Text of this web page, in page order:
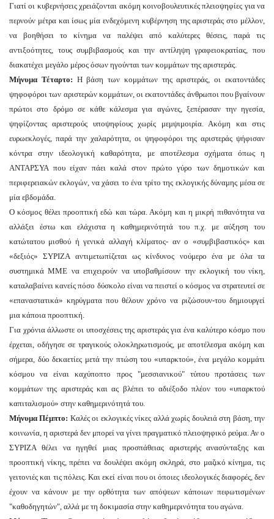
Γιατί οι κυβερνήσεις χρειάζονται ακόμη κοινοβουλευτικές πλειοψηφίες για να
περνούν μέτρα και ίσως μία ενδεχόμενη κυβέρνηση της αριστεράς στο μέλλον,
να βοηθήσει το κίνημα να παλέψει από καλύτερες θέσεις, παρά τις
αντιξοότητες, τους συμβιβασμούς και την αντίληψη γραφειοκρατίας, που
διακατέχει μεγάλο μέρος όσων ηγούνται των κομμάτων της αριστεράς.
Μήνυμα Τέταρτο: Η βάση των κομμάτων της αριστεράς, οι εκατοντάδες
ψηφοφόροι των αριστερών κομμάτων, οι εκατοντάδες άνθρωποι που βγαίνουν
πρώτοι στο δρόμο σε κάθε κάλεσμα για αγώνες, ξεπέρασαν την ηγεσία,
ψηφίζοντας αριστερούς υποψηφίους χωρίς μεμψιμοιρία. Ακόμη και στις
ευρωεκλογές, παρά την χαλαρότητα, οι ψηφοφόροι της αριστεράς ψήφισαν
κόντρα στην ιδεολογική καθαρότητα, με αποτέλεσμα σχήματα όπως η
ΑΝΤΑΡΣΥΑ που είχαν πάει καλά στον πρώτο γύρο των δημοτικών και
περιφερειακών εκλογών, να χάσει το ένα τρίτο της εκλογικής δύναμης μέσα σε
μία εβδομάδα.
Ο κόσμος θέλει προοπτική εδώ και τώρα. Ακόμη και η μικρή πιθανότητα να
αλλάξει έστω και ελάχιστα η καθημερινότητά του π.χ. με αύξηση του
κατώτατου μισθού ή γενικά αλλαγή κλίματος- αν ο «συμβιβαστικός» και
«δεξιός» ΣΥΡΙΖΑ αντιμετωπίζεται ως κίνδυνος νούμερο ένα με όλα τα
συστημικά ΜΜΕ να επιχειρούν να υποβαθμίσουν την εκλογική του νίκη,
καταλαβαίνει κανείς πόσο δύσκολο είναι να πειστεί ο κόσμος να στρατευτεί σε
«επαναστατικά» κηρύγματα που θέλουν χρόνο να ριζώσουν-του δημιουργεί
μια κάποια προοπτική.
Για χρόνια άλλωστε οι υποσχέσεις της αριστεράς για ένα καλύτερο κόσμο που
έρχεται, οδήγησε σε τραγικούς ολοκληρωτισμούς, με αποτέλεσμα ακόμη και
σήμερα, δύο δεκαετίες μετά την πτώση του «υπαρκτού», ένα μεγάλο κομμάτι
κόσμου να είναι καχύποπτο προς "μεσσιανικού" τύπου προτάσεις των
κομμάτων της αριστεράς και ας βλέπει το αδιέξοδο πλέον του «υπαρκτού
καπιταλισμού» στην καθημερινότητά του.
Μήνυμα Πέμπτο: Καλές οι εκλογικές νίκες αλλά χωρίς δουλειά στη βάση, την
κοινωνία, η αριστερά δεν μπορεί να γίνει πραγματικό πλειοψηφικό ρεύμα. Αν ο
ΣΥΡΙΖΑ θέλει να ηγηθεί μιας προσπάθειας αριστερής ανασύνταξης και
προοπτική νίκης, πρέπει να δουλέψει ακόμη σκληρά, στο μαζικό κίνημα, τις
γειτονιές και τις πόλεις. Και εκεί είναι που οι όποιες ιδεολογικές διαφορές, δεν
έχουν να κάνουν με την ορθότητα των απόψεων κάποιων πεφωτισμένων
"καθοδηγητών", αλλά με τη δοκιμασία στην καθημερινότητα του αγώνα.